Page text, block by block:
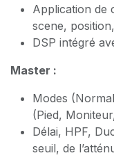
Application de
scene,
DSP intégré
Master :
Modes
(Pied,
Délai, HPF,
seuil, de